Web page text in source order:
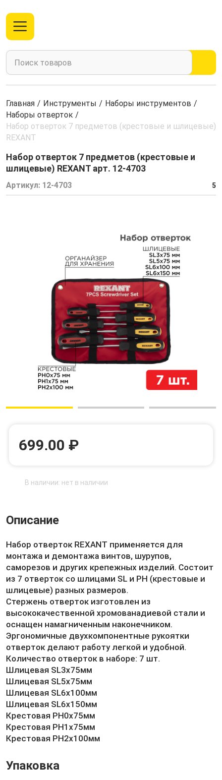
Главная / Инструменты / Наборы инструментов /
Наборы отверток /
Набор отверток 7 предметов (крестовые и шлицевые)
REXANT
Набор отверток 7 предметов (крестовые и
шлицевые) REXANT арт. 12-4703
Артикул: 12-4703 5
699.00 ₽
В наличии: нет в наличии
Описание
Набор отверток REXANT применяется для
монтажа и демонтажа винтов, шурупов,
саморезов и других крепежных изделий. Состоит
из 7 отверток со шлицами SL и PH (крестовые и
шлицевые) разных размеров.
Стержень отверток изготовлен из
высококачественной хромованадиевой стали и
оснащен намагниченным наконечником.
Эргономичные двухкомпонентные рукоятки
отверток делают работу легкой и удобной.
Количество отверток в наборе: 7 шт.
Шлицевая SL3x75мм
Шлицевая SL5x75мм
Шлицевая SL6x100мм
Шлицевая SL6x150мм
Крестовая PH0x75мм
Крестовая PH1x75мм
Крестовая PH2x100мм
Упаковка